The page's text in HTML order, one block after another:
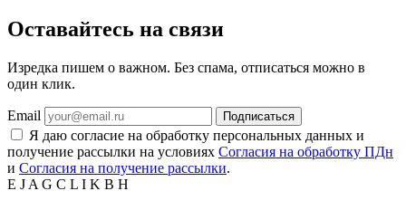
Оставайтесь на связи
Изредка пишем о важном. Без спама, отписаться можно в
один клик.
Email Подписаться
Я даю согласие на обработку персональных данных и
получение рассылки на условиях Согласия на обработку ПДн
и Согласия на получение рассылки.
E J A G C L I K B H